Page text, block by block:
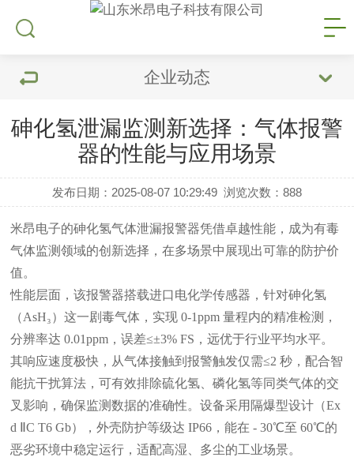
企业动态
砷化氢泄漏监测新选择：气体报警
器的性能与应用场景
发布日期：2025-08-07 10:29:49 浏览次数：888
米昂电子的砷化氢气体泄漏报警器凭借卓越性能，成为有毒
气体监测领域的创新选择，在多场景中展现出可靠的防护价
值。
性能层面，该报警器搭载进口电化学传感器，针对砷化氢
（AsH₃）这一剧毒气体，实现 0-1ppm 量程内的精准检测，
分辨率达 0.01ppm，误差≤±3% FS，远优于行业平均水平。
其响应速度极快，从气体接触到报警触发仅需≤2 秒，配合智
能抗干扰算法，可有效排除硫化氢、磷化氢等同类气体的交
叉影响，确保监测数据的准确性。设备采用隔爆型设计（Ex
d ⅡC T6 Gb），外壳防护等级达 IP66，能在 - 30℃至 60℃的
恶劣环境中稳定运行，适配高湿、多尘的工业场景。